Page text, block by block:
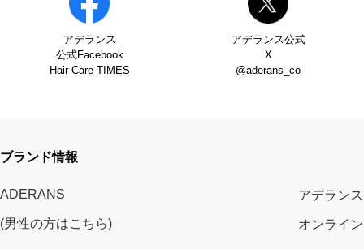
アデランス
公式Facebook
Hair Care TIMES
アデランス公式
X
@aderans_co
ブランド情報
ADERANS
(男性の方はこちら)
アデランス
オンライ